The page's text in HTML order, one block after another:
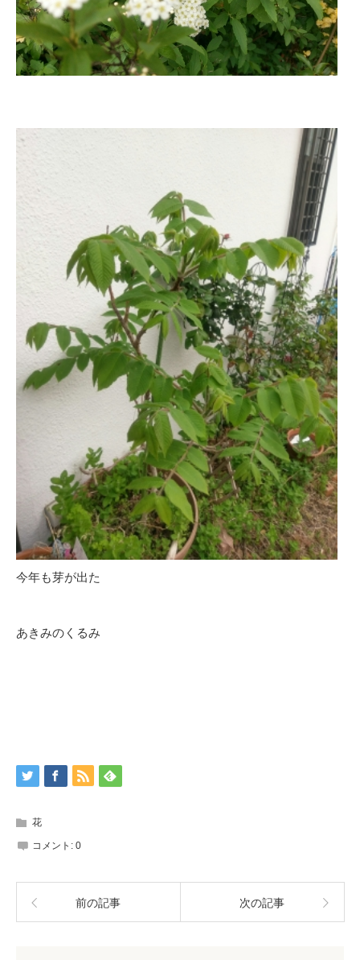
今年も芽が出た
あきみのくるみ
花
コメント: 0
前の記事 次の記事